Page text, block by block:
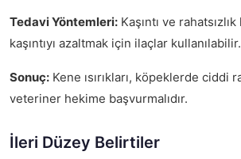
Tedavi Yöntemleri: Kaşıntı ve
kaşıntıyı azaltmak için ilaçlar kullanılabilir.
Sonuç: Kene ısırıkları, köpeklerde
veteriner hekime başvurmalıdır.
İleri Düzey Belirtiler